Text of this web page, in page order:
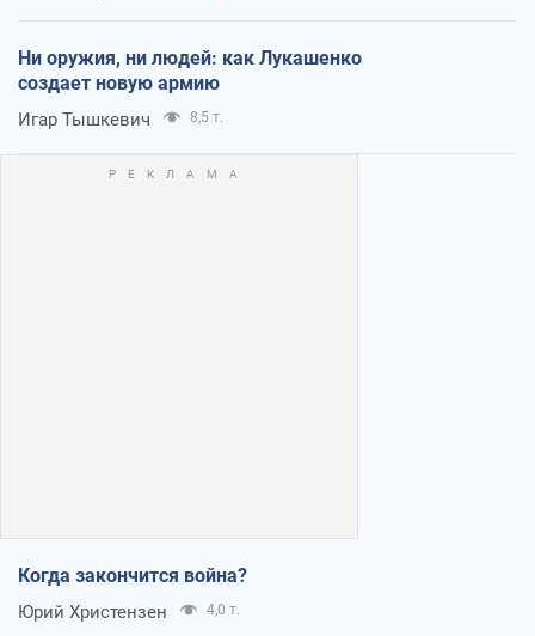
Ни оружия, ни людей: как Лукашенко
создает новую армию
Игар Тышкевич 8,5 т.
Когда закончится война?
Юрий Христензен 4,0 т.